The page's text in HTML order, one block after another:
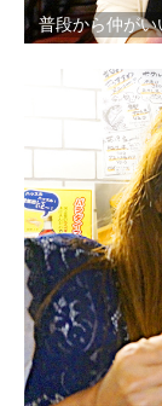
普段から仲が